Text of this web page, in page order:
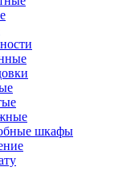
шкафы